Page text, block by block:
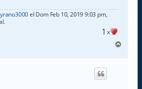
el Dom Feb 10, 2019 9:03 pm,
1 x
r